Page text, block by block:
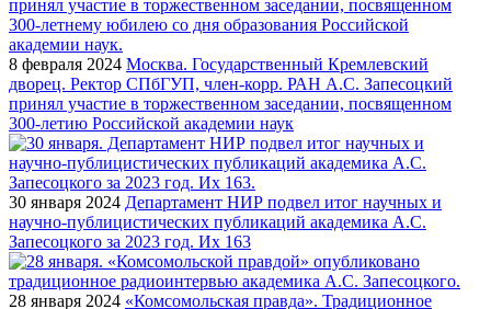
8 февраля 2024 Москва. Государственный Кремлевский
дворец. Ректор СПбГУП, член-корр. РАН А.С. Запесоцкий
принял участие в торжественном заседании, посвященном
300-летию Российской академии наук
30 января 2024 Департамент НИР подвел итог научных и
научно-публицистических публикаций академика А.С.
Запесоцкого за 2023 год. Их 163
28 января 2024 «Комсомольская правда». Традиционное